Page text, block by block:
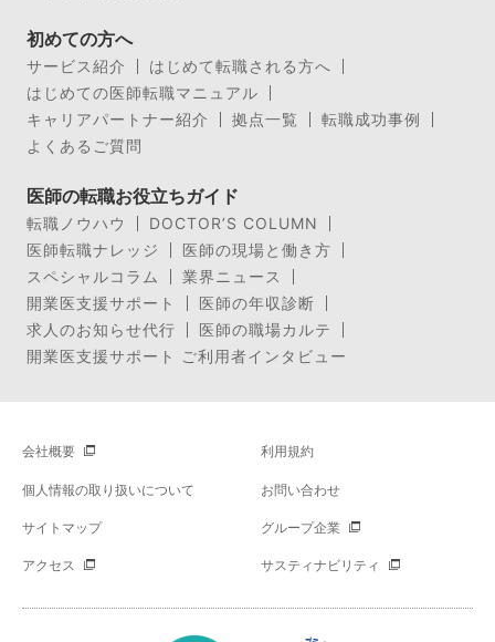
初めての方へ
サービス紹介
はじめて転職される方へ
はじめての医師転職マニュアル
キャリアパートナー紹介
拠点一覧
転職成功事例
よくあるご質問
医師の転職お役立ちガイド
転職ノウハウ
DOCTOR’S COLUMN
医師転職ナレッジ
医師の現場と働き方
スペシャルコラム
業界ニュース
開業医支援サポート
医師の年収診断
求人のお知らせ代行
医師の職場カルテ
開業医支援サポート ご利用者インタビュー
会社概要 利用規約
個人情報の取り扱いについて お問い合わせ
サイトマップ グループ企業
アクセス サスティナビリティ